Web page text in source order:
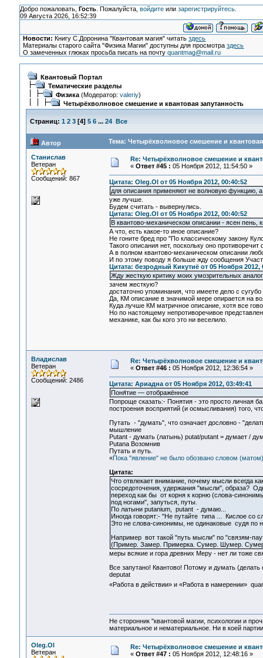
Добро пожаловать, Гость. Пожалуйста, войдитеили зарегистрируйтесь.
09 Августа 2026, 16:52:39
Новости: Книгу С.Доронина "Квантовая магия" читатьздесь
Материалы старого сайта "Физика Магии" доступны для просмотраздесь
О замеченных глюках просьба писать на почтуquantmag@mail.ru
Квантовый Портал
Тематические разделы
Физика(Модератор: valeriy)
Четырёхволновое смешение и квантовая запутанность
Страниц: 1 2 3[4] 5 6 ... 24 Все
Автор Тема: Четырёхволновое смешение и
Станислав
Ветеран
Сообщений: 867
Re: Четырёхволновое смешение и
« Ответ #45 : 05 Ноября 2012, 11:54:50 »
Цитата: Oleg.Ol от 05 Ноября 2012, 00:40:52
для описания применяют не волновую функцию, а
уже лучше.
Будем считать - вывернулись.
Цитата: Oleg.Ol от 05 Ноября 2012, 00:40:52
В квантово-механическом описании - ясен пень,
А что, есть какое-то иное описание?
Не гоните бред про "По классическому закону
Такого описания нет, поскольку оно противоречит
А в полном квантово-механическом описании
И по этому поводу я больше жду сообщения
Цитата: безродный Кикутиё от 05 Ноября 2012,
Жду жесткую критику моих умозрительных
зачем жесткую?
достаточно упоминания, что имеете дело с
Да, КМ описание в значимой мере опирается на
Куда лучше КМ матричное описание, хотя все
Но по настоящему непротиворечивое
механике, как бы кого это ни веселило.
Владислав
Ветеран
Сообщений: 2486
Re: Четырёхволновое смешение и
« Ответ #46 : 05 Ноября 2012, 12:36:54 »
Цитата: Ариадна от 05 Ноября 2012, 03:49:41
Поня́тие — отображённое
Попроще сказать:- Понятия - это просто личная
построения восприятий (и осмысливания) того,
Путать - "думать", что означает дословно -
мышление
Putant - думать (латынь) putat/putant = думает
Putanа Возомнив
Путать и путь.
«Пока "явление" не было обозвано словом
Цитата:
Что отвлекает внимание, почему мысли всегда
сосредоточения, удержания "мысли", образа?
переход как бы от корня к корню (слова-
под ногами", запуться, путы.
По латыни putanium, putant - думаю...
Иногда говорят:- "Не путайте типа ... Кислое со
Это не слова-синонимы, не одинаковые судя по
Например вот такой "путь мысли" по "связям-
(Пример. Замер. Примерка. Сумер. Шумер.
меры всякие и гора древних Меру - нет ли тоже
Все запутано! Квантово! Потому и думать
deputat
«Работа в действии» и «Работа в намерении»
Не сторонник "квантовой магии, психологии и
материальное и нематериальное. Ни в коей
Oleg.Ol
Ветеран
Re: Четырёхволновое смешение и
« Ответ #47 : 05 Ноября 2012, 12:48:16 »